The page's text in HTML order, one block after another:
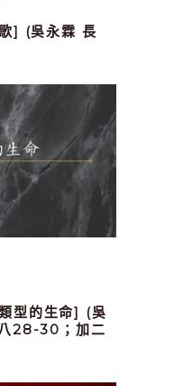
] (吳永霖 長
型的生命] (吳
28-30；加二